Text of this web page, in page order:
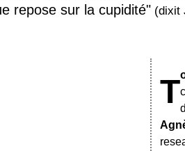
repose sur la cupidité" (dixit
T